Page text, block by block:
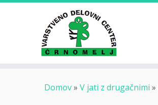
Skoči
Domov» V jati z drugačnimi »